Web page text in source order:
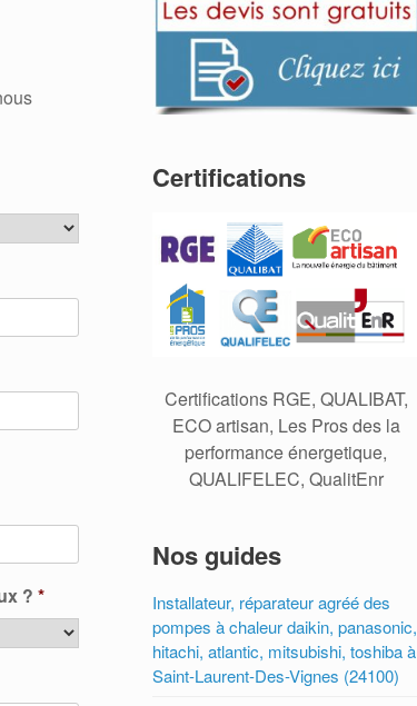
? *
Certifications
Certifications RGE, QUALIBAT,
ECO artisan, Les Pros des la
performance énergetique,
QUALIFELEC, QualitEnr
Nos guides
Installateur, réparateur agréé des
pompes à chaleur daikin, panasonic,
hitachi, atlantic, mitsubishi, toshiba à
Saint-Laurent-Des-Vignes (24100)